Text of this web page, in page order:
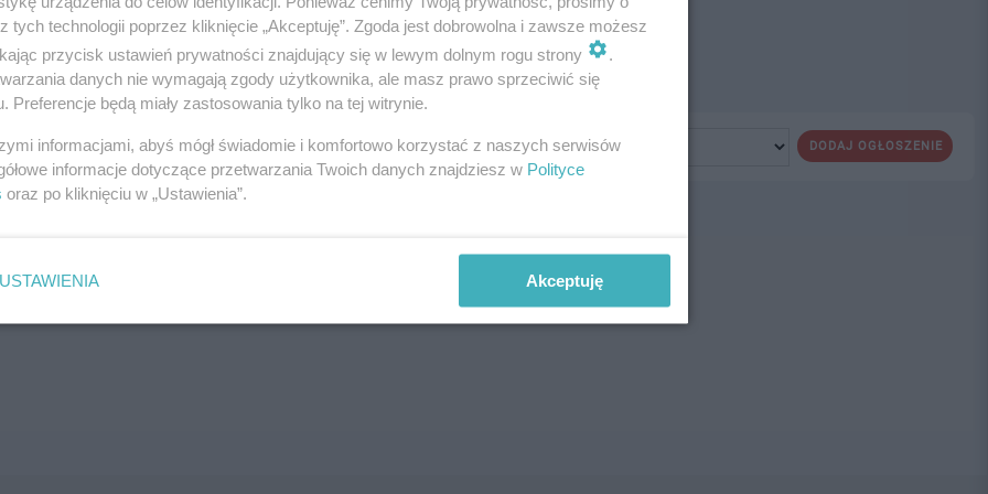
SZUKAJ
DODAJ OGŁOSZENIE
ogłoszenie nie istnieje lub nie jest jeszcze aktywne!
tych technologii poprzez kliknięcie „Akceptuję”. Zgoda jest dobrowolna i zawsze możesz
przycisk ustawień prywatności znajdujący się w lewym dolnym rogu strony
danych nie wymagają zgody użytkownika, ale masz prawo sprzeciwić się
Preferencje będą miały zastosowania tylko na tej witrynie.
informacjami, abyś mógł świadomie i komfortowo korzystać z naszych serwisów
informacje dotyczące przetwarzania Twoich danych znajdziesz w Polityce
oraz po kliknięciu w „Ustawienia”.
USTAWIENIA Akceptuję